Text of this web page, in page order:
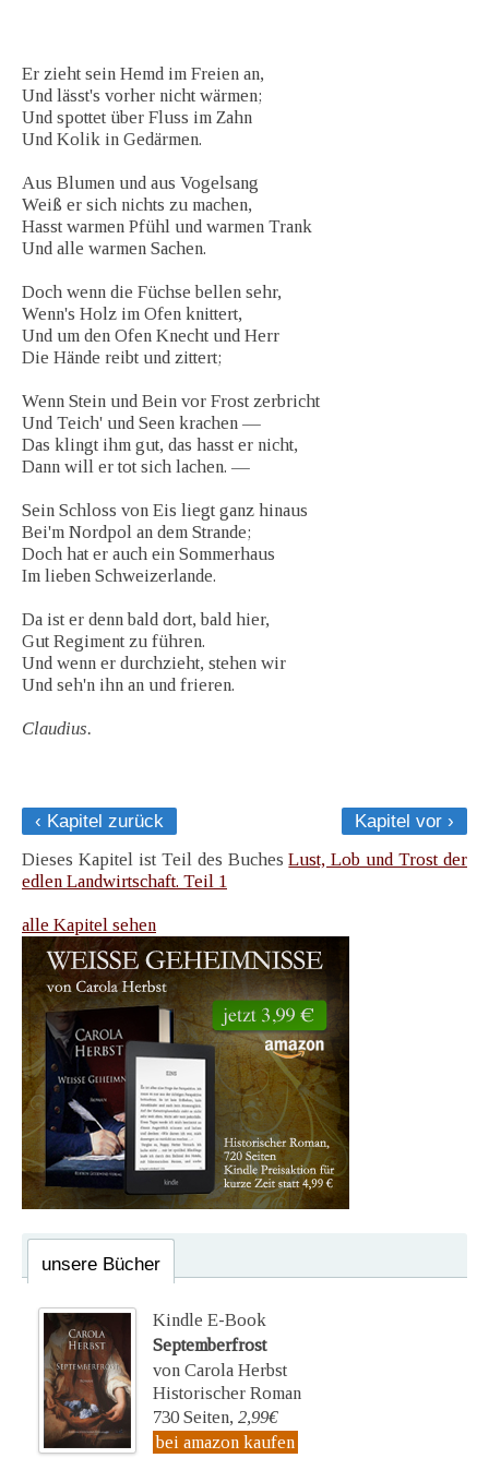
Er zieht sein Hemd im Freien an,
Und lässt's vorher nicht wärmen;
Und spottet über Fluss im Zahn
Und Kolik in Gedärmen.
Aus Blumen und aus Vogelsang
Weiß er sich nichts zu machen,
Hasst warmen Pfühl und warmen Trank
Und alle warmen Sachen.
Doch wenn die Füchse bellen sehr,
Wenn's Holz im Ofen knittert,
Und um den Ofen Knecht und Herr
Die Hände reibt und zittert;
Wenn Stein und Bein vor Frost zerbricht
Und Teich' und Seen krachen —
Das klingt ihm gut, das hasst er nicht,
Dann will er tot sich lachen. —
Sein Schloss von Eis liegt ganz hinaus
Bei'm Nordpol an dem Strande;
Doch hat er auch ein Sommerhaus
Im lieben Schweizerlande.
Da ist er denn bald dort, bald hier,
Gut Regiment zu führen.
Und wenn er durchzieht, stehen wir
Und seh'n ihn an und frieren.
Claudius.
‹ Kapitel zurück
Kapitel vor ›
Dieses Kapitel ist Teil des BuchesLust, Lob und Trost der
edlen Landwirtschaft. Teil 1
alle Kapitel sehen
unsere Bücher
Kindle E-Book
Septemberfrost
von Carola Herbst
Historischer Roman
730 Seiten, 2,99€
bei amazon kaufen